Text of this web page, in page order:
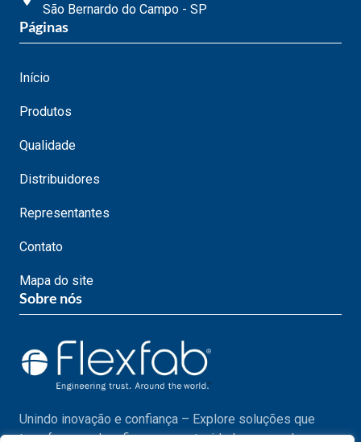
São Bernardo do Campo - SP
Páginas
Início
Produtos
Qualidade
Distribuidores
Representantes
Contato
Mapa do site
Sobre nós
Unindo inovação e confiança – Explore soluções que
transformam desafios em oportunidades em cada passo